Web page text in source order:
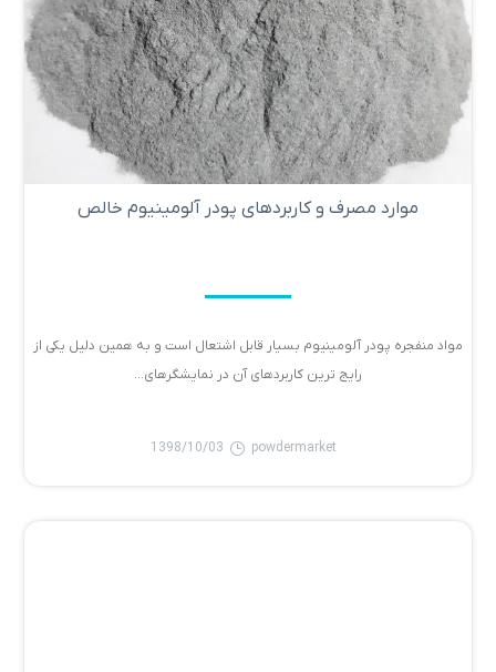
موارد مصرف و کاربردهای پودر آلومینیوم خالص
مواد منفجره پودر آلومینیوم بسیار قابل اشتعال است و به همین دلیل یکی از
رایج ترین کاربردهای آن در نمایشگرهای...
powdermarket
1398/10/03